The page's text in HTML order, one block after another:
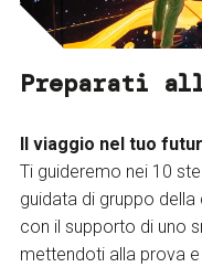
Preparati
Il viaggio nel tuo
Ti guideremo nei 10
guidata di gruppo della
con il supporto di uno
mettendoti alla prova